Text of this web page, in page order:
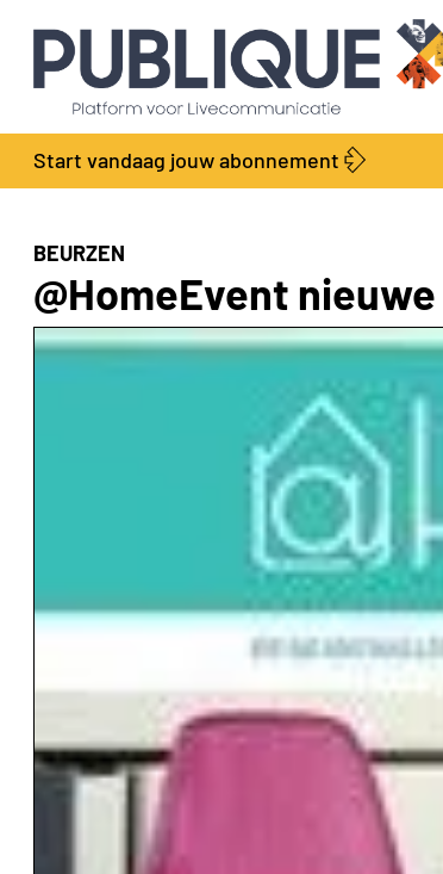
Start vandaag jouw abonnement
BEURZEN
@HomeEvent